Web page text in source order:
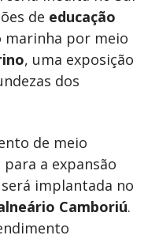
de educação
marinha por meio
, uma exposição
dos
de meio
a expansão
implantada no
Camboriú.